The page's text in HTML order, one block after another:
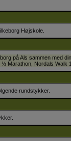
Højskole.
på Als sammen med
Marathon, Nordals Walk
rundstykker.